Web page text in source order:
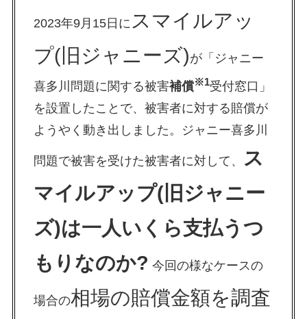
2023年9月15日に スマイルアッ
プ(旧ジャニーズ)が「ジャニー
喜多川問題に関する被害補償※1受付窓口」
を設置したことで、被害者に対する賠償が
ようやく動き出しました。ジャニー喜多川
問題で被害を受けた被害者に対して、
ス
マイルアップ(旧ジャニー
ズ)は一人いくら支払うつ
もりなのか? 今回の様なケースの
場合の相場の賠償金額を調査